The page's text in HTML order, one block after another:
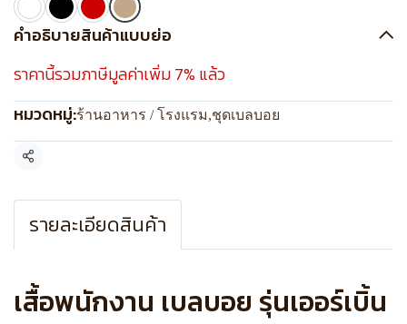
คำอธิบายสินค้าแบบย่อ
ราคานี้รวมภาษีมูลค่าเพิ่ม 7% แล้ว
หมวดหมู่:ร้านอาหาร / โรงแรม,ชุดเบลบอย
แชร์
รายละเอียดสินค้า
เสื้อพนักงาน เบลบอย รุ่นเออร์เบิ้น